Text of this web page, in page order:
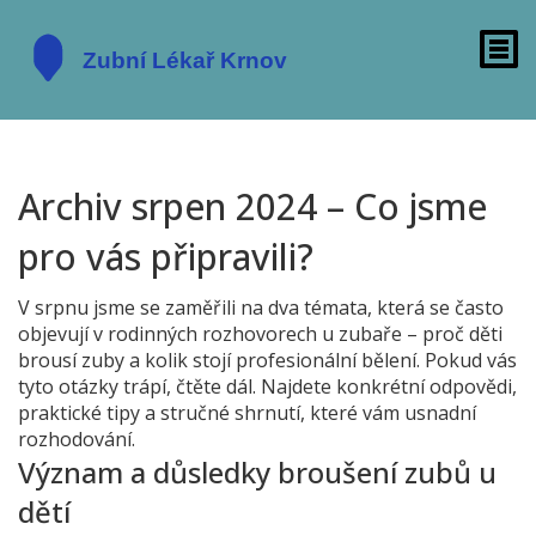
Archiv srpen 2024 – Co jsme
pro vás připravili?
V srpnu jsme se zaměřili na dva témata, která se často
objevují v rodinných rozhovorech u zubaře – proč děti
brousí zuby a kolik stojí profesionální bělení. Pokud vás
tyto otázky trápí, čtěte dál. Najdete konkrétní odpovědi,
praktické tipy a stručné shrnutí, které vám usnadní
rozhodování.
Význam a důsledky broušení zubů u
dětí